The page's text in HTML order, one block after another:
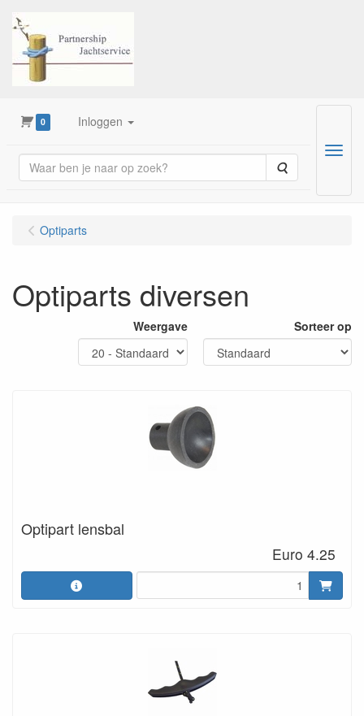
0 Inloggen
Zoeken
Menu
Optiparts
Optiparts diversen
Weergave Sorteer op
Optipart lensbal
Euro 4.25